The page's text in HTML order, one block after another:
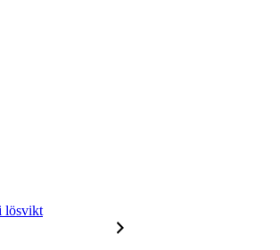
lösvikt